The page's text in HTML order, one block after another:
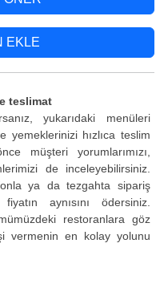
EKLE
teslimat
yukarıdaki menüleri
hızlıca teslim
müşteri yorumlarımızı,
de inceleyebilirsiniz.
ya da tezgahta sipariş
aynısını ödersiniz.
restoranlara göz
vermenin en kolay yolunu